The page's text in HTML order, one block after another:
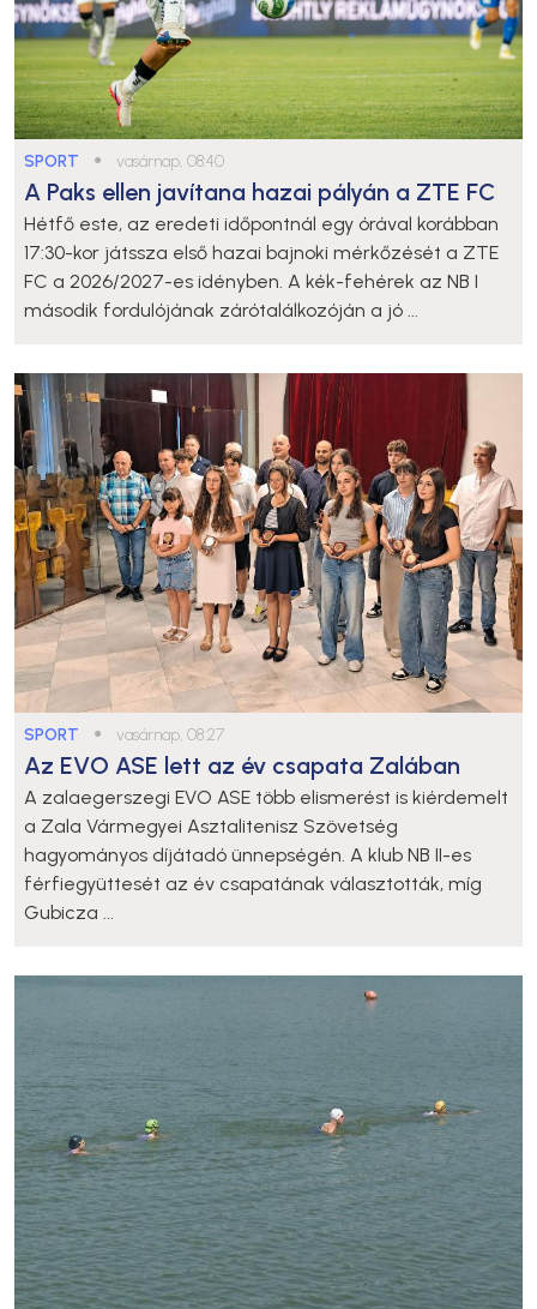
SPORT ● vasárnap, 08:40
A Paks ellen javítana hazai pályán a ZTE FC
Hétfő este, az eredeti időpontnál egy órával korábban
17:30-kor játssza első hazai bajnoki mérkőzését a ZTE
FC a 2026/2027-es idényben. A kék-fehérek az NB I
második fordulójának zárótalálkozóján a jó ...
SPORT ● vasárnap, 08:27
Az EVO ASE lett az év csapata Zalában
A zalaegerszegi EVO ASE több elismerést is kiérdemelt
a Zala Vármegyei Asztalitenisz Szövetség
hagyományos díjátadó ünnepségén. A klub NB II-es
férfiegyüttesét az év csapatának választották, míg
Gubicza ...